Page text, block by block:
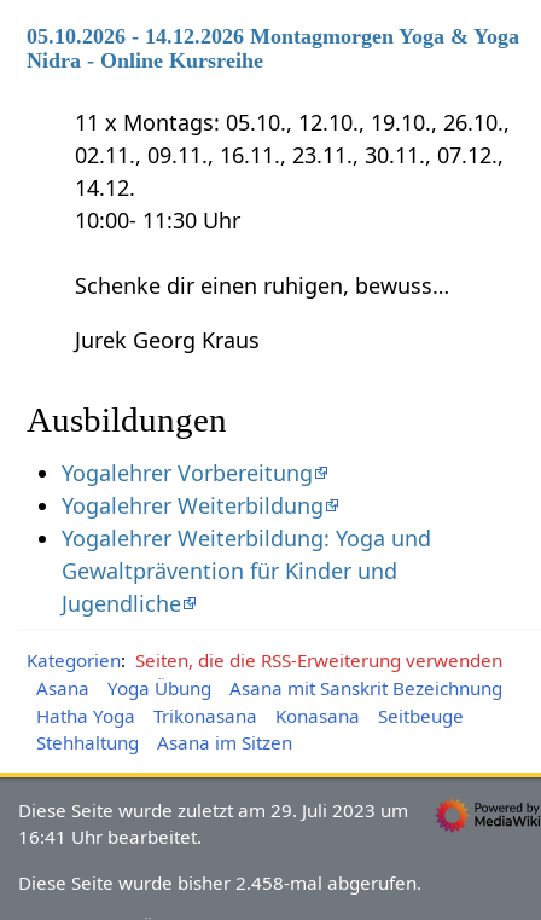
05.10.2026 - 14.12.2026 Montagmorgen Yoga & Yoga
Nidra - Online Kursreihe
11 x Montags: 05.10., 12.10., 19.10., 26.10.,
02.11., 09.11., 16.11., 23.11., 30.11., 07.12.,
14.12.
10:00- 11:30 Uhr
Schenke dir einen ruhigen, bewuss…
Jurek Georg Kraus
Ausbildungen
Yogalehrer Vorbereitung
Yogalehrer Weiterbildung
Yogalehrer Weiterbildung: Yoga und
Gewaltprävention für Kinder und
Jugendliche
Kategorien: Seiten, die die RSS-Erweiterung verwenden
Asana
Yoga Übung
Asana mit Sanskrit Bezeichnung
Hatha Yoga
Trikonasana Konasana
Seitbeuge
Stehhaltung
Asana im Sitzen
Diese Seite wurde zuletzt am 29. Juli 2023 um
16:41 Uhr bearbeitet.
Diese Seite wurde bisher 2.458-mal abgerufen.